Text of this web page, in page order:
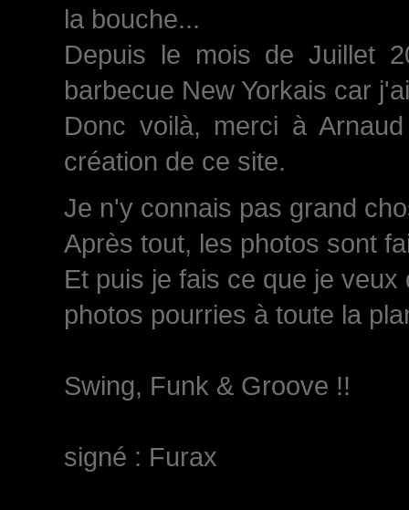
la bouche...
Depuis le mois de Juillet
barbecue New Yorkais car
Donc voilà, merci à
création de ce site.
Je n'y connais pas grand
Après tout, les photos sont
Et puis je fais ce que je
photos pourries à toute la
Swing, Funk & Groove !!
signé : Furax